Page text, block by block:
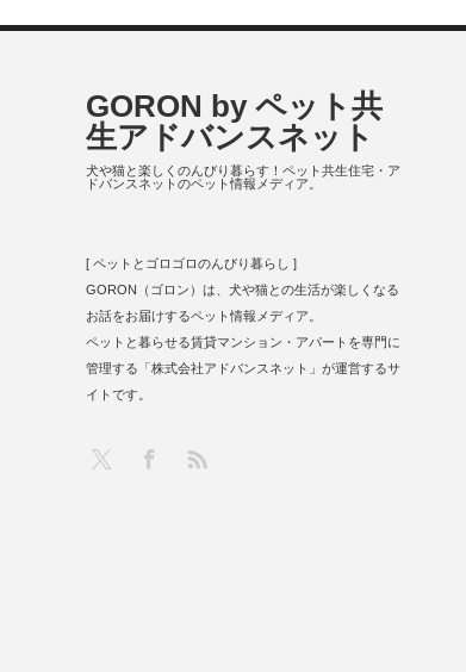
GORON by ペット共
生アドバンスネット
犬や猫と楽しくのんびり暮らす！ペット共生住宅・ア
ドバンスネットのペット情報メディア。
[ ペットとゴロゴロのんびり暮らし ]
GORON（ゴロン）は、犬や猫との生活が楽しくなる
お話をお届けするペット情報メディア。
ペットと暮らせる賃貸マンション・アパートを専門に
管理する「株式会社アドバンスネット」が運営するサ
イトです。
Facebook
RSS